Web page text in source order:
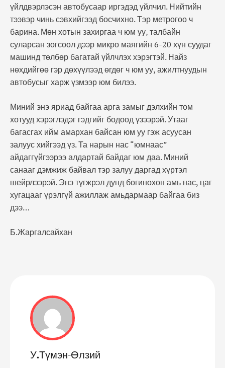
үйлдвэрлэсэн автобусаар иргэдэд үйлчил. Нийтийн
тээвэр чинь сэвхийгээд босчихно. Тэр метрогоо ч
барина. Мөн хотын захиргаа ч юм уу, талбайн
суларсан зогсоол дээр микро маягийн 6-20 хүн суудаг
машинд төлбөр багатай үйлчлэх хэрэгтэй. Найз
нөхдийгөө гэр дөхүүлээд өгдөг ч юм уу, ажилтнуудын
автобусыг харж үзмээр юм билээ.
Миний энэ яриад байгаа арга замыг дэлхийн том
хотууд хэрэглэдэг гэдгийг бодоод үзээрэй. Утааг
багасгах ийм амархан байсан юм уу гэж асуусан
залуус хийгээд үз. Та нарын нас “юмнаас”
айдаггүйгээрээ алдартай байдаг юм даа. Миний
санааг дэмжиж байвал тэр залуу даргад хүртэл
шейрлээрэй. Энэ түгжрэл дунд богинохон амь нас, цаг
хугацааг үрэлгүй ажиллаж амьдармаар байгаа биз
дээ…
Б.Жаргалсайхан
У.Түмэн-Өлзий